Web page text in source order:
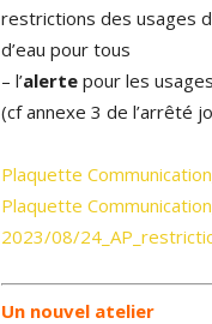
restrictions des usages
d’eau pour tous
– l’alerte pour les
(cf annexe 3 de l’arrêté
Plaquette
Plaquette
2023/08/
Un nouvel atelier